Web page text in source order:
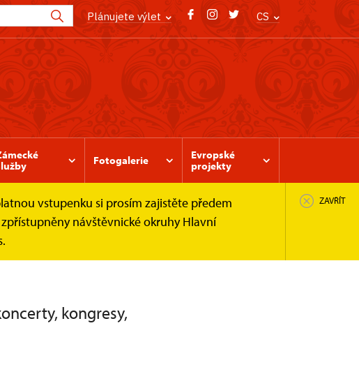
Plánujete výlet CS
Fotogalerie
Evropské
projekty
vstupenku si prosím zajistěte předem
návštěvnické okruhy Hlavní
ZAVŘÍT
kongresy,